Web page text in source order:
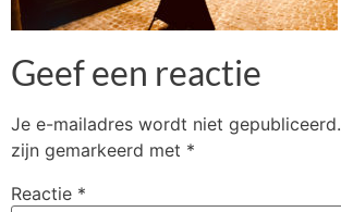
Geef een reactie
Je e-mailadres wordt niet gepubliceerd.
zijn gemarkeerd met *
Reactie *